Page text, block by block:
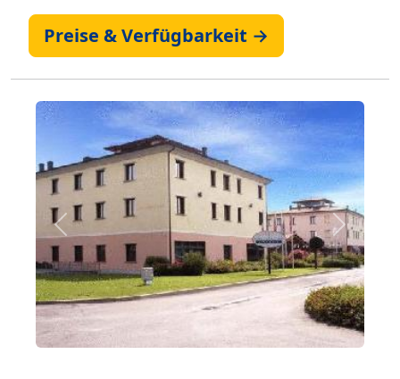
Preise & Verfügbarkeit →
Zurück Weiter